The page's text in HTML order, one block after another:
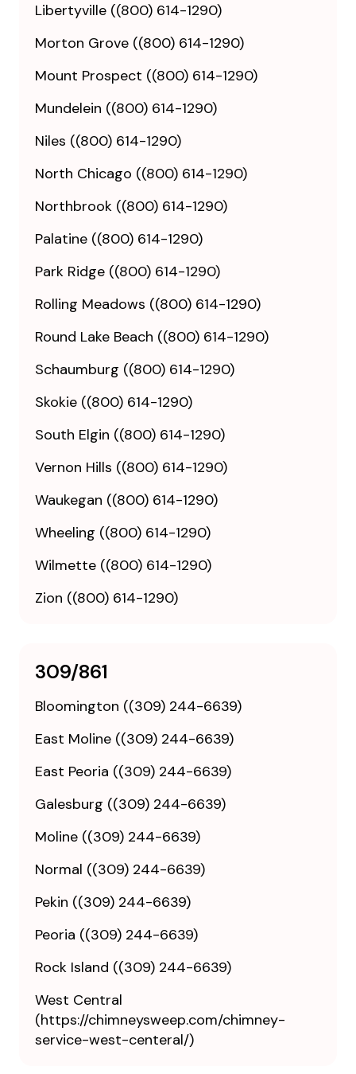
Libertyville ((800) 614-1290)
Morton Grove ((800) 614-1290)
Mount Prospect ((800) 614-1290)
Mundelein ((800) 614-1290)
Niles ((800) 614-1290)
North Chicago ((800) 614-1290)
Northbrook ((800) 614-1290)
Palatine ((800) 614-1290)
Park Ridge ((800) 614-1290)
Rolling Meadows ((800) 614-1290)
Round Lake Beach ((800) 614-1290)
Schaumburg ((800) 614-1290)
Skokie ((800) 614-1290)
South Elgin ((800) 614-1290)
Vernon Hills ((800) 614-1290)
Waukegan ((800) 614-1290)
Wheeling ((800) 614-1290)
Wilmette ((800) 614-1290)
Zion ((800) 614-1290)
309/861
Bloomington ((309) 244-6639)
East Moline ((309) 244-6639)
East Peoria ((309) 244-6639)
Galesburg ((309) 244-6639)
Moline ((309) 244-6639)
Normal ((309) 244-6639)
Pekin ((309) 244-6639)
Peoria ((309) 244-6639)
Rock Island ((309) 244-6639)
West Central
(https://chimneysweep.com/chimney-
service-west-centeral/)